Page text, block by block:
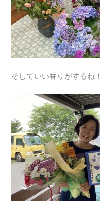
そしていい香りがするね！